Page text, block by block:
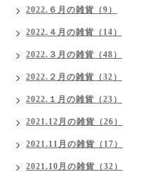
2022.６月の雑貨（9）
2022.４月の雑貨（14）
2022.３月の雑貨（48）
2022.２月の雑貨（32）
2022.１月の雑貨（23）
2021.12月の雑貨（26）
2021.11月の雑貨（17）
2021.10月の雑貨（32）